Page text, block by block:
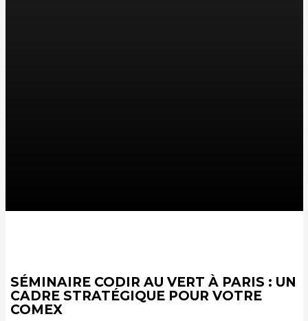
SÉMINAIRE CODIR AU VERT À PARIS : UN
CADRE STRATÉGIQUE POUR VOTRE
COMEX